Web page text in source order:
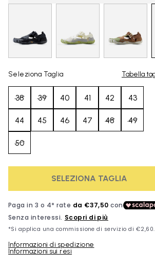
Seleziona Taglia Tabella
38 39 40 41 42 43
44 45 46 47 48 49
50
SELEZIONA TAGLIA
Informazioni di spedizione
Informazioni sui resi